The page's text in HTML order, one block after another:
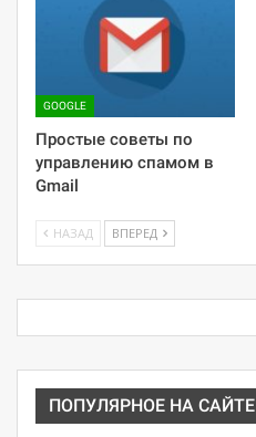
GOOGLE
Простые советы по
управлению спамом в
Gmail
НАЗАД ВПЕРЕД
ПОПУЛЯРНОЕ НА САЙТЕ